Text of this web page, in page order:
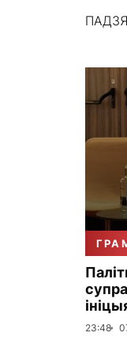
23:48